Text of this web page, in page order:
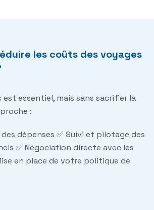
les coûts des voyages
est essentiel, mais sans sacrifier la
:
dépenses ✅ Suivi et pilotage des
✅ Négociation directe avec les
en place de votre politique de